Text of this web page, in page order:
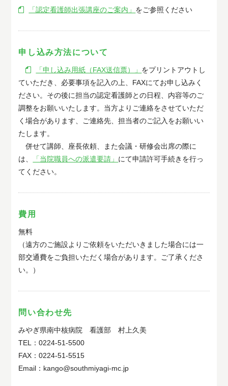
「認定看護師出張講座のご案内」 をご参照ください
申し込み方法について
「申し込み用紙（FAX送信票）」 をプリントアウトし
ていただき、必要事項を記入の上、FAXにてお申し込みく
ださい。その後に担当の認定看護師との日程、内容等のご
調整をお願いいたします。当方よりご連絡をさせていただ
く場合があります、ご連絡先、担当者のご記入をお願いい
たします。
併せて講師、座長依頼、また会議・研修会出席の際に
は、
「当院職員への派遣要請」 にて申請許可手続きを行っ
てください。
費用
無料
（遠方のご施設よりご依頼をいただいきました場合には一
部交通費をご負担いただく場合があります。ご了承くださ
い。）
問い合わせ先
みやぎ県南中核病院 看護部 村上久美
TEL：0224-51-5500
FAX：0224-51-5515
Email：kango@southmiyagi-mc.jp